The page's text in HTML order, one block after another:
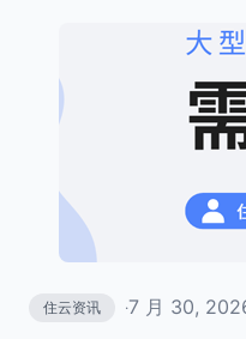
住云资讯 ·7 月 30,